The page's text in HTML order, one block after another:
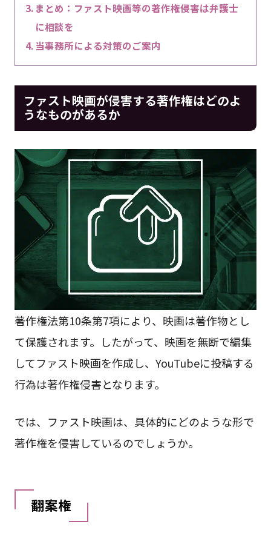
まとめ：ファスト映画等の著作権侵害は弁護士
に相談を
当事務所による対策のご案内
ファスト映画が侵害する著作権はどのよ
うなものがあるか
著作権法第10条第7項により、映画は著作物とし
て保護されます。したがって、映画を無断で編集
してファスト映画を作成し、YouTubeに投稿する
行為は著作権侵害となります。
では、ファスト映画は、具体的にどのような形で
著作権を侵害しているのでしょうか。
翻案権